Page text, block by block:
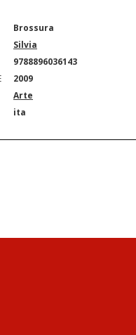
Brossura
Silvia
9788896036143
2009
Arte
ita